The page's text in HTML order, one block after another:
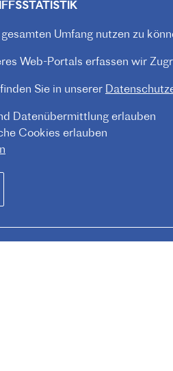
Umfang nutzen zu
Web-Portals erfassen wir
Sie in unserer
Datenübermittlung erlauben
Cookies erlauben